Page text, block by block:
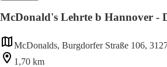
McDonald's Lehrte b Hannover -
McDonalds, Burgdorfer Straße 106,
1,70 km